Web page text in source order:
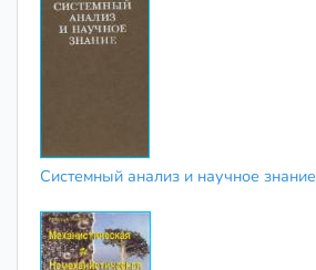
Системный анализ и научное знание